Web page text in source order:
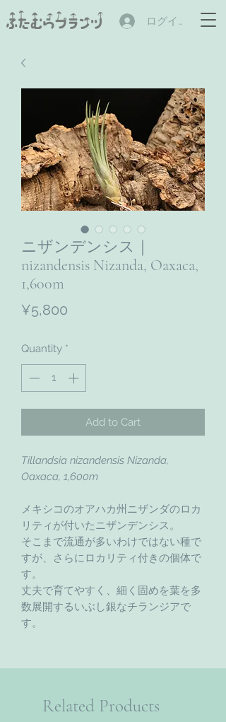
ログイン
ニザンデンシス｜
nizandensis Nizanda, Oaxaca,
1,600m
¥5,800
Quantity *
Add to Cart
Tillandsia nizandensis Nizanda,
Oaxaca, 1,600m
メキシコのオアハカ州ニザンダのロカ
リティが付いたニザンデンシス。
そこまで流通が多いわけではない種で
すが、さらにロカリティ付きの個体で
す。
丈夫で育てやすく、細く固めを葉を多
数展開するいぶし銀なチランジアで
す。
Related Products